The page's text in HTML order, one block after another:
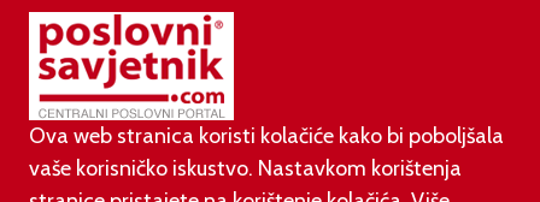
Kineski BYD predstavio luksuznu limuzinu veću od
Mercedesove S-klase, obećava domet do 1.000
kilometara
Ova web stranica koristi kolačiće kako bi poboljšala
vaše korisničko iskustvo. Nastavkom korištenja